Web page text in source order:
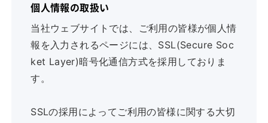
個人情報の取扱い
当社ウェブサイトでは、ご利用の皆様が個人情
報を入力されるページには、SSL(Secure Soc
ket Layer)暗号化通信方式を採用しておりま
す。
SSLの採用によってご利用の皆様に関する大切